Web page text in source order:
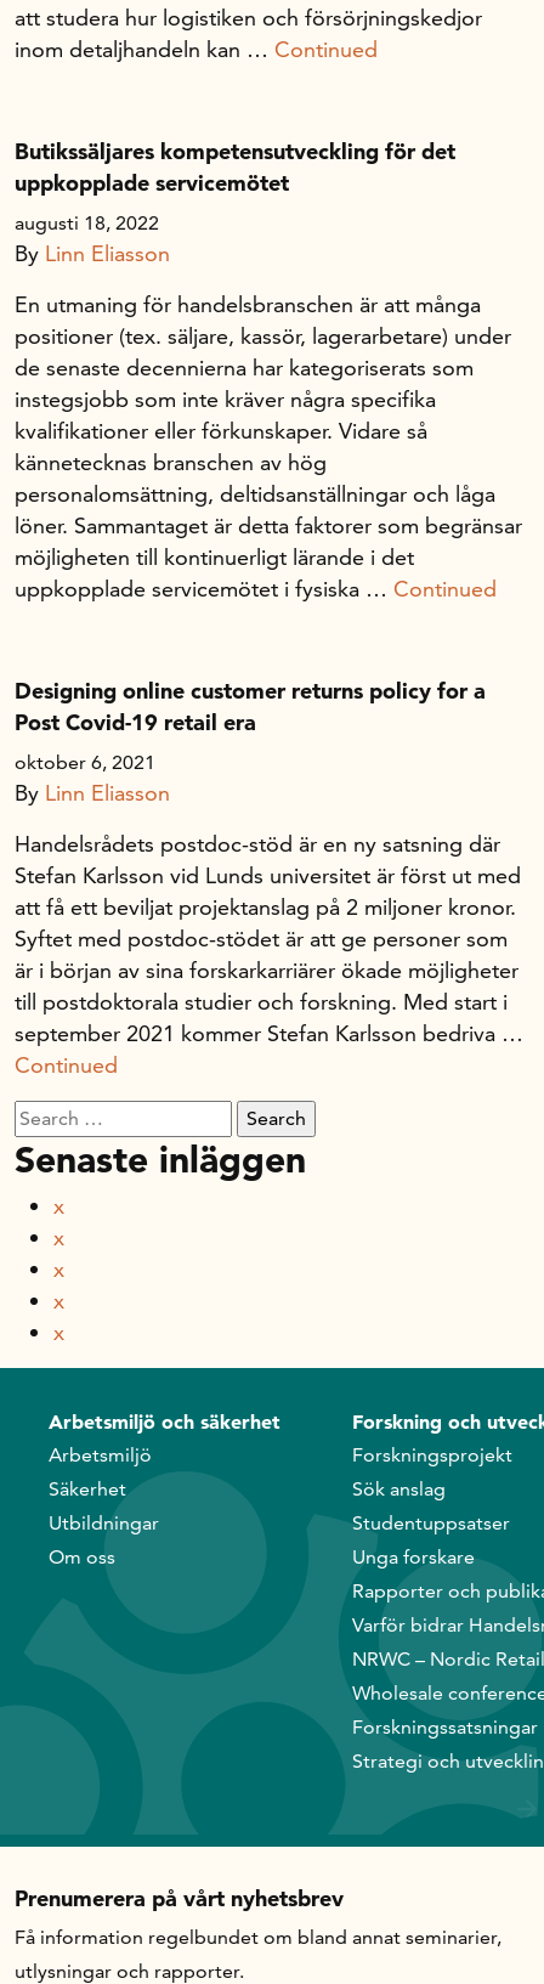
att studera hur logistiken och försörjningskedjor
inom detaljhandeln kan … Continued
Butikssäljares kompetensutveckling för det
uppkopplade servicemötet
augusti 18, 2022
By Linn Eliasson
En utmaning för handelsbranschen är att många
positioner (tex. säljare, kassör, lagerarbetare) under
de senaste decennierna har kategoriserats som
instegsjobb som inte kräver några specifika
kvalifikationer eller förkunskaper. Vidare så
kännetecknas branschen av hög
personalomsättning, deltidsanställningar och låga
löner. Sammantaget är detta faktorer som begränsar
möjligheten till kontinuerligt lärande i det
uppkopplade servicemötet i fysiska … Continued
Designing online customer returns policy for a
Post Covid-19 retail era
oktober 6, 2021
By Linn Eliasson
Handelsrådets postdoc-stöd är en ny satsning där
Stefan Karlsson vid Lunds universitet är först ut med
att få ett beviljat projektanslag på 2 miljoner kronor.
Syftet med postdoc-stödet är att ge personer som
är i början av sina forskarkarriärer ökade möjligheter
till postdoktorala studier och forskning. Med start i
september 2021 kommer Stefan Karlsson bedriva …
Continued
Search
for:
Senaste inläggen
x
x
x
x
x
Arbetsmiljö och säkerhet
Arbetsmiljö
Säkerhet
Utbildningar
Om oss
Forskning och
Forskningsprojekt
Sök anslag
Studentuppsatser
Unga forskare
Rapporter och
Varför bidrar
NRWC – Nordic
Wholesale
Forskningssatsningar
Strategi och
Prenumerera på vårt nyhetsbrev
Få information regelbundet om bland annat seminarier,
utlysningar och rapporter.